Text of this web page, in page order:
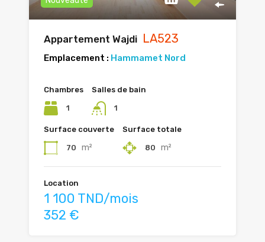
Appartement Wajdi LA523
Emplacement : Hammamet Nord
Chambres
1
Salles de bain
1
Surface couverte
70 m²
Surface totale
80 m²
Location
1 100 TND/mois
352 €